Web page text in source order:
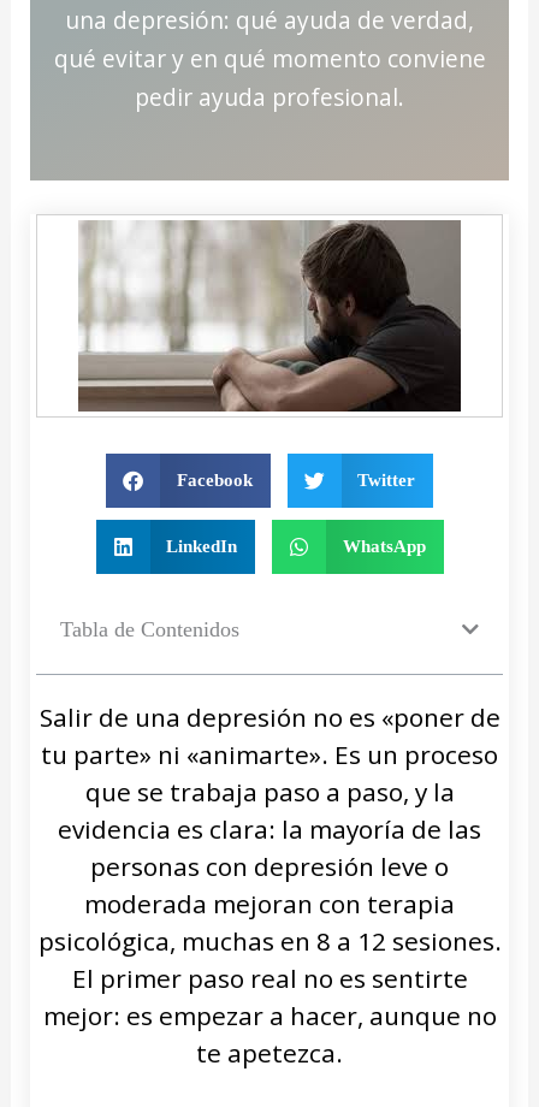
una depresión: qué ayuda de verdad,
qué evitar y en qué momento conviene
pedir ayuda profesional.
Facebook Twitter
LinkedIn WhatsApp
Tabla de Contenidos
Salir de una depresión no es «poner de
tu parte» ni «animarte». Es un proceso
que se trabaja paso a paso, y la
evidencia es clara: la mayoría de las
personas con depresión leve o
moderada mejoran con terapia
psicológica, muchas en 8 a 12 sesiones.
El primer paso real no es sentirte
mejor: es empezar a hacer, aunque no
te apetezca.